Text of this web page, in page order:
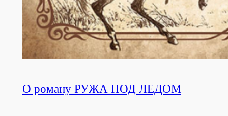
О роману РУЖА ПОД ЛЕДОМ